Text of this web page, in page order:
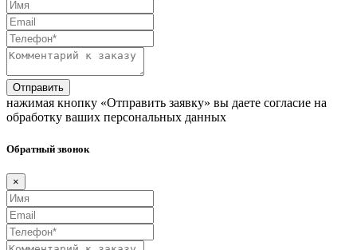
Отправить
нажимая кнопку «Отправить заявку» вы даете согласие на
обработку ваших персональных данных
Обратный звонок
×